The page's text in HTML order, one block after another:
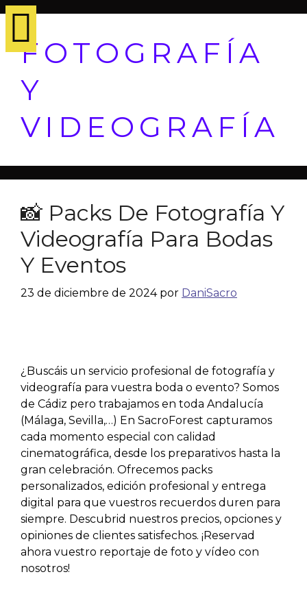
FOTOGRAFÍA
Y
VIDEOGRAFÍA
📸 Packs De Fotografía Y
Videografía Para Bodas
Y Eventos
23 de diciembre de 2024 por DaniSacro
¿Buscáis un servicio profesional de fotografía y
videografía para vuestra boda o evento? Somos
de Cádiz pero trabajamos en toda Andalucía
(Málaga, Sevilla,…) En SacroForest capturamos
cada momento especial con calidad
cinematográfica, desde los preparativos hasta la
gran celebración. Ofrecemos packs
personalizados, edición profesional y entrega
digital para que vuestros recuerdos duren para
siempre. Descubrid nuestros precios, opciones y
opiniones de clientes satisfechos. ¡Reservad
ahora vuestro reportaje de foto y vídeo con
nosotros!